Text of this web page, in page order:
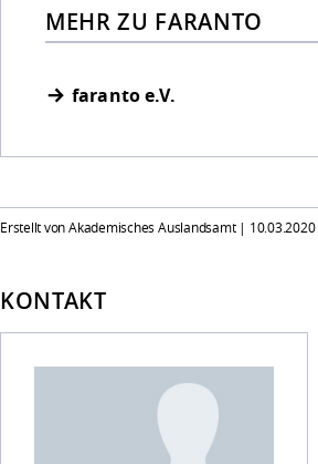
MEHR ZU FARANTO
faranto e.V.
Erstellt von Akademisches Auslandsamt | 10.03.2020
KONTAKT